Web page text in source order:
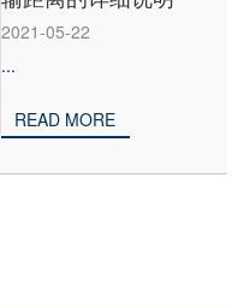
2021-05-22
...
READ MORE